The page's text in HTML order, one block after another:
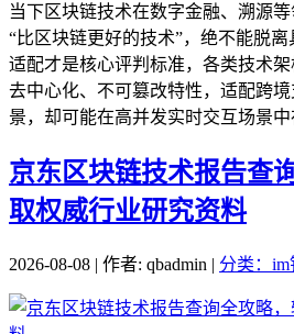
当下区块链技术在数字金融、溯源
“比区块链更好的技术”，绝不能脱
适配才是核心评判标准，各类技术
去中心化、不可篡改特性，适配跨
景，却可能在高并发实时交互场景
京东区块链技术报告查
取权威行业研究资料
2026-08-08 | 作者: qbadmin | 分类：